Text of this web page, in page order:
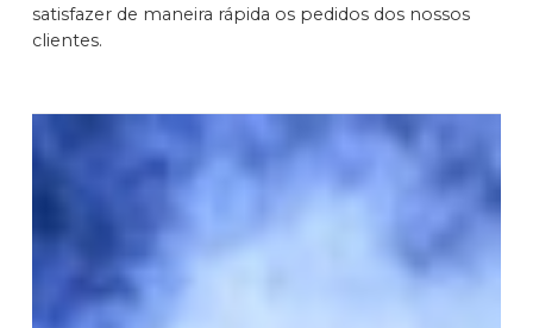
satisfazer de maneira rápida os pedidos dos nossos
clientes.